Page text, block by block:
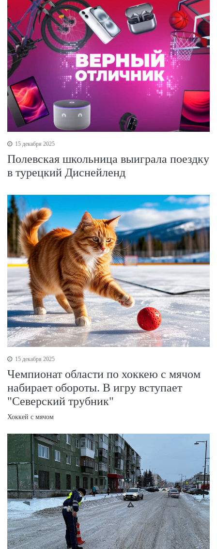
15 декабря 2025
Полевская школьница выиграла поездку
в турецкий Диснейленд
15 декабря 2025
Чемпионат области по хоккею с мячом
набирает обороты. В игру вступает
"Северский трубник"
Хоккей с мячом